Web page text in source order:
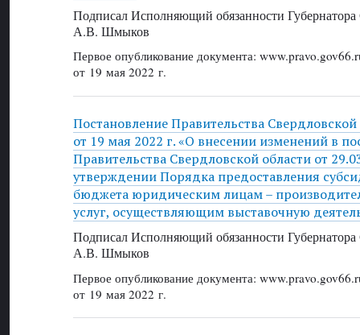
Подписал Исполняющий обязанности Губернатора
А.В. Шмыков
Первое опубликование документа:
от 19 мая 2022 г.
Постановление Правительства
от 19 мая 2022 г. «О внесении изменений в
Правительства Свердловской области от
утверждении Порядка предоставления
бюджета юридическим лицам –
услуг, осуществляющим выставочную
Подписал Исполняющий обязанности Губернатора
А.В. Шмыков
Первое опубликование документа:
от 19 мая 2022 г.